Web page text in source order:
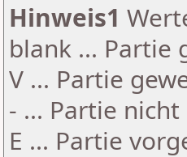
Hinweis1
blank ... Partie
V ... Partie
- ... Partie
E ... Partie